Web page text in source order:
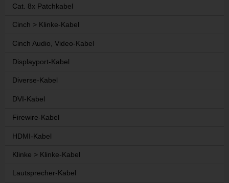
Cat. 8x Patchkabel
Cinch > Klinke-Kabel
Cinch Audio, Video-Kabel
Displayport-Kabel
Diverse-Kabel
DVI-Kabel
Firewire-Kabel
HDMI-Kabel
Klinke > Klinke-Kabel
Lautsprecher-Kabel